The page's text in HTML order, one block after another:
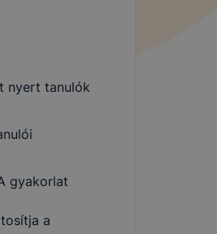
nyert tanulók
gyakorlat
a